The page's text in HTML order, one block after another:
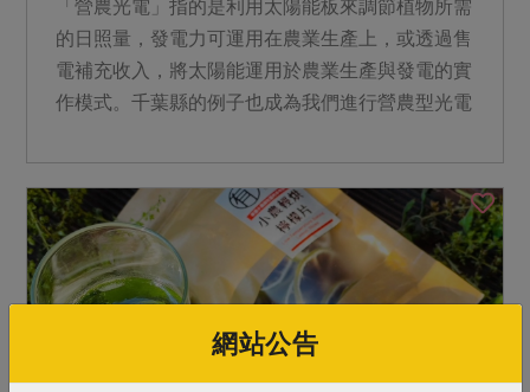
「營農光電」指的是利用太陽能板來調節植物所需
的日照量，發電力可運用在農業生產上，或透過售
電補充收入，將太陽能運用於農業生產與發電的實
作模式。千葉縣的例子也成為我們進行營農型光電
網站公告